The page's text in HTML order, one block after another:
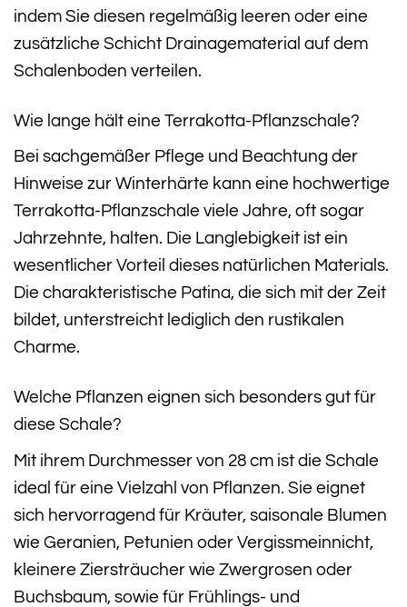
indem Sie diesen regelmäßig leeren oder eine
zusätzliche Schicht Drainagematerial auf dem
Schalenboden verteilen.
Wie lange hält eine Terrakotta-Pflanzschale?
Bei sachgemäßer Pflege und Beachtung der
Hinweise zur Winterhärte kann eine hochwertige
Terrakotta-Pflanzschale viele Jahre, oft sogar
Jahrzehnte, halten. Die Langlebigkeit ist ein
wesentlicher Vorteil dieses natürlichen Materials.
Die charakteristische Patina, die sich mit der Zeit
bildet, unterstreicht lediglich den rustikalen
Charme.
Welche Pflanzen eignen sich besonders gut für
diese Schale?
Mit ihrem Durchmesser von 28 cm ist die Schale
ideal für eine Vielzahl von Pflanzen. Sie eignet
sich hervorragend für Kräuter, saisonale Blumen
wie Geranien, Petunien oder Vergissmeinnicht,
kleinere Ziersträucher wie Zwergrosen oder
Buchsbaum, sowie für Frühlings- und